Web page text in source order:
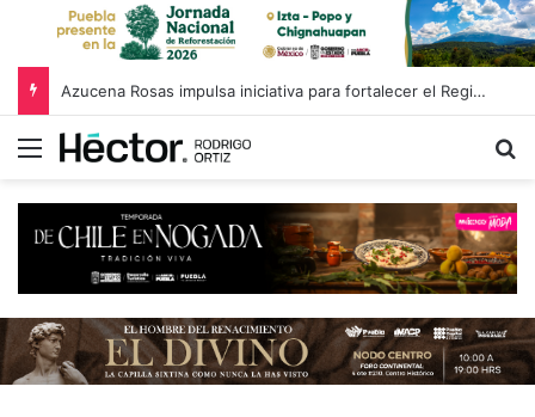
Azucena Rosas impulsa iniciativa para fortalecer el Registro Estatal de Opciones para Educación Superior
Menú